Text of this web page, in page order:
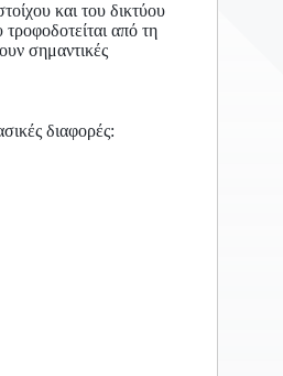
και του δικτύου
από τη
σημαντικές
διαφορές: